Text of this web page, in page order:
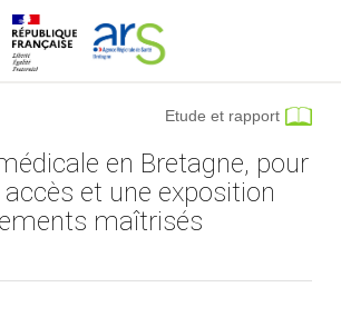
en Bretagne, pour
et une exposition
maîtrisés
Etude et rapport